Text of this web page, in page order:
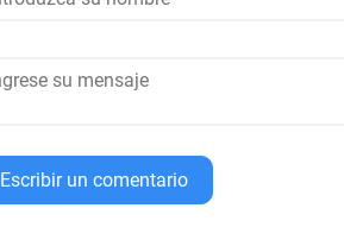
Escribir un comentario